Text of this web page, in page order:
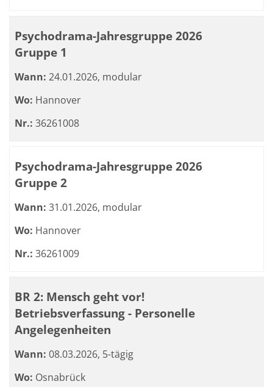
Psychodrama-Jahresgruppe 2026
Gruppe 1
Wann: 24.01.2026, modular
Wo: Hannover
Nr.: 36261008
Psychodrama-Jahresgruppe 2026
Gruppe 2
Wann: 31.01.2026, modular
Wo: Hannover
Nr.: 36261009
BR 2: Mensch geht vor!
Betriebsverfassung - Personelle
Angelegenheiten
Wann: 08.03.2026, 5-tägig
Wo: Osnabrück